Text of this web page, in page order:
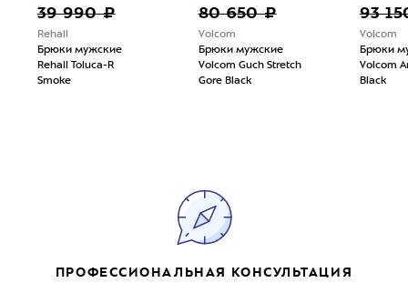
39 990 ₽
Rehall
Брюки мужские
Rehall Toluca-R
Smoke
80 650 ₽
Volcom
Брюки мужские
Volcom Guch Stretch
Gore Black
93
Volcom
Брюки
Volcom
Black
ПРОФЕССИОНАЛЬНАЯ КОНСУЛЬТАЦИЯ